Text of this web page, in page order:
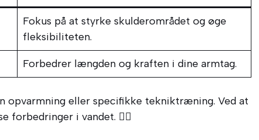
Fokus på at styrke skulderområdet og øge
fleksibiliteten.
Forbedrer længden og kraften i dine armtag.
opvarmning eller specifikke tekniktræning. Ved at
forbedringer i vandet. 🤽‍♀️